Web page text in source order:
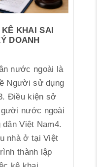
KHAI SAI
DOANH
nước ngoài là
Người sử dụng
Điều kiện sở
nước ngoài
Việt Nam4.
nhà ở tại Việt
thành lập